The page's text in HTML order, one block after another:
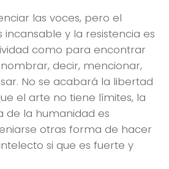
las voces, pero el
y la resistencia es
como para encontrar
decir, mencionar,
No se acabará la libertad
el arte no tiene límites, la
de la humanidad es
otras forma de hacer
si que es fuerte y